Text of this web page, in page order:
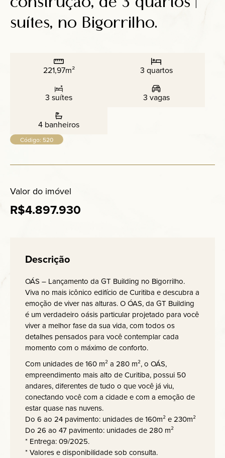
Anuncie
suítes, no Bigorrilho.
221,97m² 3 quartos
3 suítes 3 vagas
4 banheiros
Código: 520
Valor do imóvel
R$4.897.930
Descrição
OÁS – Lançamento da GT Building no Bigorrilho.
Viva no mais icônico edifício de Curitiba e descubra a
emoção de viver nas alturas. O ÓAS, da GT Building
é um verdadeiro oásis particular projetado para você
viver a melhor fase da sua vida, com todos os
detalhes pensados para você contemplar cada
momento com o máximo de conforto.
Com unidades de 160 m² a 280 m², o OÁS,
empreendimento mais alto de Curitiba, possui 50
andares, diferentes de tudo o que você já viu,
conectando você com a cidade e com a emoção de
estar quase nas nuvens.
Do 6 ao 24 pavimento: unidades de 160m² e 230m²
Do 26 ao 47 pavimento: unidades de 280 m²
* Entrega: 09/2025.
* Valores e disponibilidade sob consulta.